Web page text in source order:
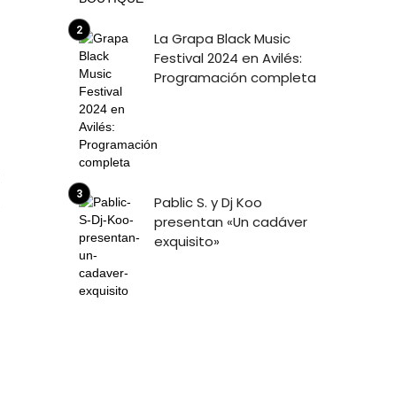
La Grapa Black Music
Festival 2024 en Avilés:
Programación completa
Pablic S. y Dj Koo
presentan «Un cadáver
exquisito»